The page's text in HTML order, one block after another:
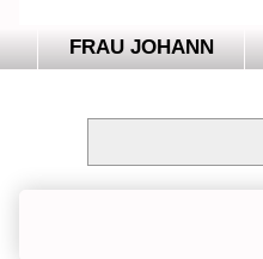
FRAU JOHANN